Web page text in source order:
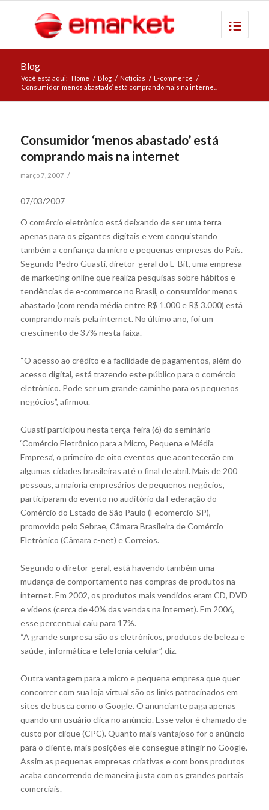
Blog
Você está aqui: Home / Blog / Notícias / E-commerce /
Consumidor ‘menos abastado’ está comprando mais na interne...
Consumidor ‘menos abastado’ está
comprando mais na internet
março 7, 2007 /
07/03/2007
O comércio eletrônico está deixando de ser uma terra
apenas para os gigantes digitais e vem conquistando
também a confiança da micro e pequenas empresas do País.
Segundo Pedro Guasti, diretor-geral do E-Bit, uma empresa
de marketing online que realiza pesquisas sobre hábitos e
tendências de e-commerce no Brasil, o consumidor menos
abastado (com renda média entre R$ 1.000 e R$ 3.000) está
comprando mais pela internet. No último ano, foi um
crescimento de 37% nesta faixa.
“O acesso ao crédito e a facilidade de pagamentos, além do
acesso digital, está trazendo este público para o comércio
eletrônico. Pode ser um grande caminho para os pequenos
negócios”, afirmou.
Guasti participou nesta terça-feira (6) do seminário
‘Comércio Eletrônico para a Micro, Pequena e Média
Empresa’, o primeiro de oito eventos que acontecerão em
algumas cidades brasileiras até o final de abril. Mais de 200
pessoas, a maioria empresários de pequenos negócios,
participaram do evento no auditório da Federação do
Comércio do Estado de São Paulo (Fecomercio-SP),
promovido pelo Sebrae, Câmara Brasileira de Comércio
Eletrônico (Câmara e-net) e Correios.
Segundo o diretor-geral, está havendo também uma
mudança de comportamento nas compras de produtos na
internet. Em 2002, os produtos mais vendidos eram CD, DVD
e vídeos (cerca de 40% das vendas na internet). Em 2006,
esse percentual caiu para 17%.
“A grande surpresa são os eletrônicos, produtos de beleza e
saúde , informática e telefonia celular”, diz.
Outra vantagem para a micro e pequena empresa que quer
concorrer com sua loja virtual são os links patrocinados em
sites de busca como o Google. O anunciante paga apenas
quando um usuário clica no anúncio. Esse valor é chamado de
custo por clique (CPC). Quanto mais vantajoso for o anúncio
para o cliente, mais posições ele consegue atingir no Google.
Assim as pequenas empresas criativas e com bons produtos
acaba concorrendo de maneira justa com os grandes portais
comerciais.